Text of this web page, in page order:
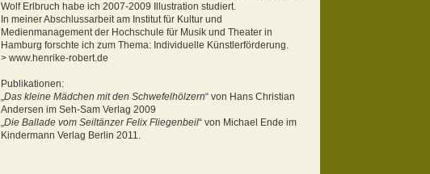
Wolf Erlbruch habe ich 2007-2009 Illustration studiert.
In meiner Abschlussarbeit am Institut für Kultur und
Medienmanagement der Hochschule für Musik und Theater in
Hamburg forschte ich zum Thema: Individuelle Künstlerförderung.
> www.henrike-robert.de
Publikationen:
„Das kleine Mädchen mit den Schwefelhölzern“ von Hans Christian
Andersen im Seh-Sam Verlag 2009
„Die Ballade vom Seiltänzer Felix Fliegenbeil“von Michael Ende im
Kindermann Verlag Berlin 2011.